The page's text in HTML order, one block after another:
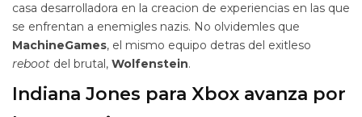
casa desarrolladora en la creacion de experiencias en las que
se enfrentan a enemigles nazis. No olvidemles que
MachineGames, el mismo equipo detras del exitleso
reboot del brutal, Wolfenstein.
Indiana Jones para Xbox avanza por